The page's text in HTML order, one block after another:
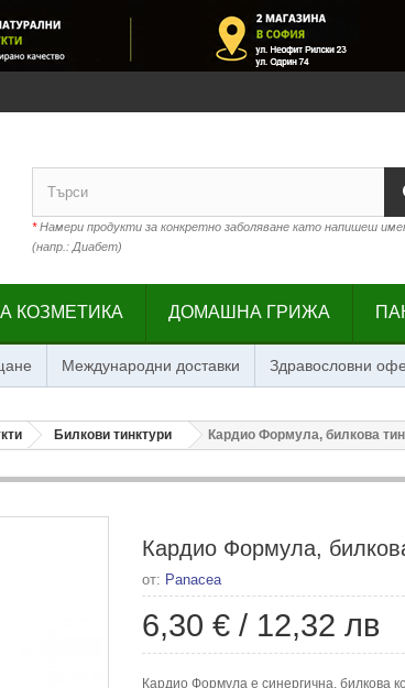
*Намери продукти за конкретно заболяване като напишеш
(напр.: Диабет)
КОЗМЕТИКА ДОМАШНА ГРИЖА
Международни доставки Здравословни
Билкови тинктури Кардио Формула, билкова
Кардио Формула,
от: Panacea
6,30 € / 12,32 лв
Кардио Формула е синергична, билкова